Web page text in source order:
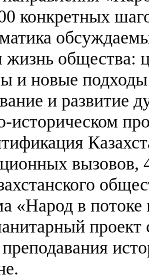
конкретных
жизнь общества:
и новые
и развитие
историческом
вызовов,
«Народ в
проект